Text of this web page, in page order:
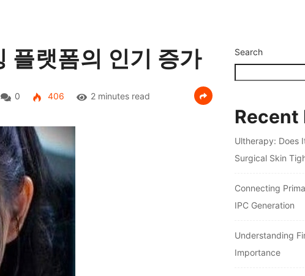
플랫폼의 인기 증가
0 406 2 minutes read
Search
Recent
Ultherapy: Does
Surgical Skin
Connecting
IPC Generation
Understanding
Importance